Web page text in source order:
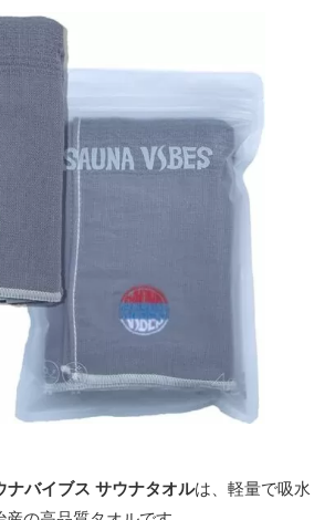
ナバイブス サウナタオルは、軽量で吸水